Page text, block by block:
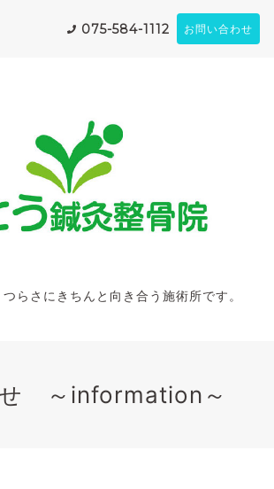
075-584-1112 お問い合わせ
らさにきちんと向き合う施術所です。
～information～